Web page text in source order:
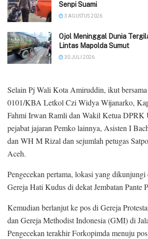
Senpi Suami
3 AGUSTUS 2026
Ojol Meninggal Dunia
Lintas Mapolda Sumut
30 JULI 2026
Selain Pj Wali Kota Amiruddin, ikut
0101/KBA Letkol Czi Widya Wijanarko,
Fahmi Irwan Ramli dan Wakil Ketua DPRK
pejabat jajaran Pemko lainnya, Asisten I
dan WH M Rizal dan sejumlah petugas
Aceh.
Pengecekan pertama, lokasi yang dikunjungi
Gereja Hati Kudus di dekat Jembatan Pante
Kemudian berlanjut ke pos di Gereja
dan Gereja Methodist Indonesia (GMI) di
Pengecekan terakhir Forkopimda menuju